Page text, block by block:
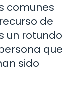
comunes
de
un rotundo
que
sido